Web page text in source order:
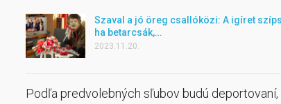
Szaval a jó öreg csallóközi: A igíret
ha betarcsák,…
2023.11.20.
Podľa predvolebných sľubov budú